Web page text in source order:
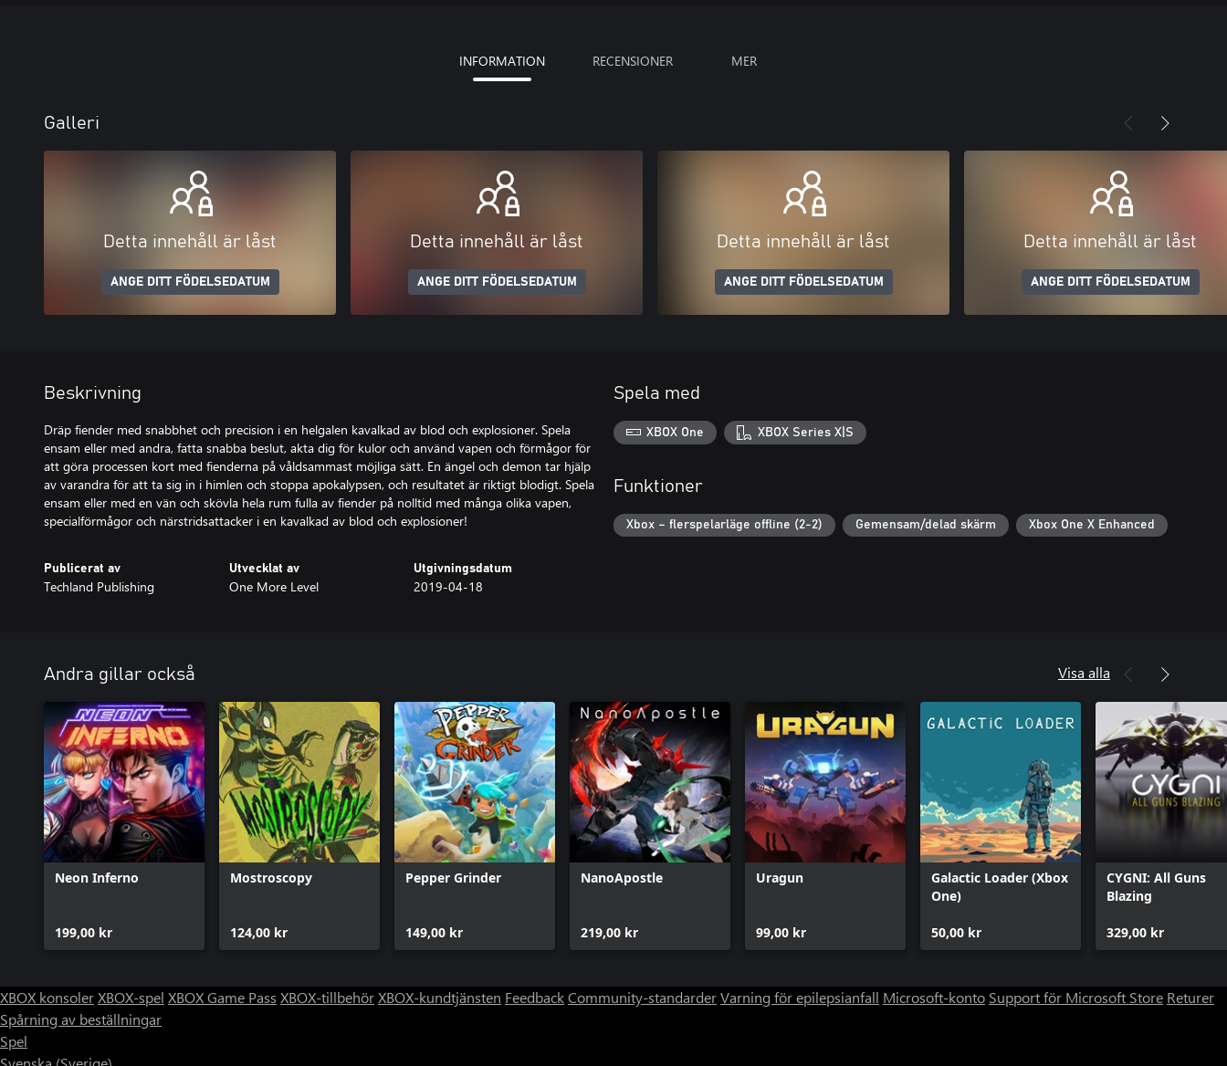
INFORMATION RECENSIONER MER
Galleri
Detta innehåll är låst
ANGE DITT FÖDELSEDATUM
Detta innehåll är låst
ANGE DITT FÖDELSEDATUM
Detta innehåll är låst
ANGE DITT FÖDELSEDATUM
Detta innehåll är låst
ANGE DITT FÖDELSEDATUM
Beskrivning
Dräp fiender med snabbhet och precision i en helgalen kavalkad av blod och explosioner. Spela
ensam eller med andra, fatta snabba beslut, akta dig för kulor och använd vapen och förmågor för
att göra processen kort med fienderna på våldsammast möjliga sätt. En ängel och demon tar hjälp
av varandra för att ta sig in i himlen och stoppa apokalypsen, och resultatet är riktigt blodigt. Spela
ensam eller med en vän och skövla hela rum fulla av fiender på nolltid med många olika vapen,
specialförmågor och närstridsattacker i en kavalkad av blod och explosioner!
Publicerat av
Techland Publishing
Utvecklat av
One More Level
Utgivningsdatum
2019-04-18
Spela med
XBOX One XBOX Series X|S
Funktioner
Xbox – flerspelarläge offline (2-2) Gemensam/delad skärm Xbox One X Enhanced
Andra gillar också Visa alla
Neon Inferno
199,00 kr
Mostroscopy
124,00 kr
Pepper Grinder
149,00 kr
NanoApostle
219,00 kr
Uragun
99,00 kr
Galactic Loader (Xbox
One)
50,00 kr
CYGNI: All Guns
Blazing
329,00 kr
XBOX konsolerXBOX-spel XBOX Game Pass XBOX-tillbehörXBOX-kundtjänsten FeedbackCommunity-standarderVarning för epilepsianfall Microsoft-konto Support för Microsoft Store Returer
Spårning av beställningar
Spel